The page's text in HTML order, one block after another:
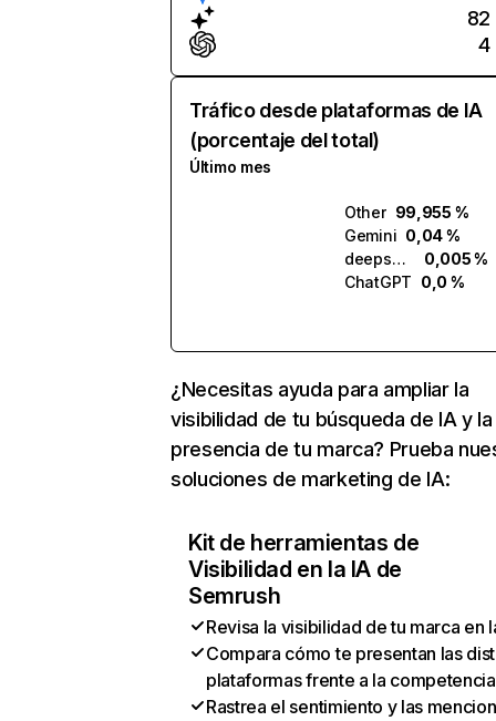
82
4
Tráfico desde plataformas de IA
(porcentaje del total)
Último mes
Other 99,955 %
Gemini 0,04 %
deepseek.com
0,005 %
ChatGPT 0,0 %
¿Necesitas ayuda para ampliar la
visibilidad de tu búsqueda de IA y la
presencia de tu marca? Prueba
soluciones de marketing de IA:
Kit de herramientas de
Visibilidad en la IA de
Semrush
Revisa la visibilidad de tu marca en
Compara cómo te presentan las
plataformas frente a la competencia
Rastrea el sentimiento y las